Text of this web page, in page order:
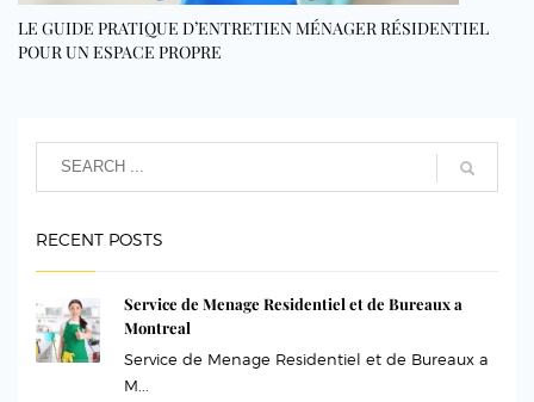
LE GUIDE PRATIQUE D’ENTRETIEN MÉNAGER RÉSIDENTIEL
POUR UN ESPACE PROPRE
RECENT POSTS
Service de Menage Residentiel et de Bureaux a
Montreal
Service de Menage Residentiel et de Bureaux a
M...